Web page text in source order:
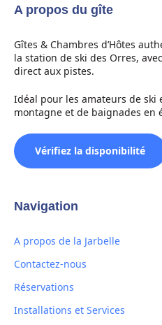
A propos du gîte
Gîtes & Chambres d’Hôtes
la station de ski des Orres,
direct aux pistes.
Idéal pour les amateurs de ski
montagne et de baignades en
Vérifiez la disponibilité
Navigation
A propos de la Jarbelle
Contactez-nous
Réservations
Installations et Services